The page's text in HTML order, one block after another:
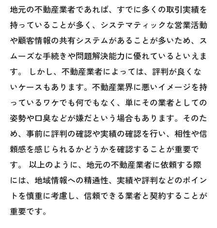
地元の不動産業者であれば、すでに多くの取引実績を
持っていることが多く、システマティックな営業活動
や顧客情報の共有システムがあることが多いため、ス
ムーズな手続きや問題解決能力に優れているといえま
す。 しかし、不動産業者によっては、評判が良くな
いケースもあります。不動産業界に悪いイメージを持
っているワケでも何でもなく、単にその業者としての
姿勢や口臭などが嫌だという場合もあります。そのた
め、事前に評判の確認や実績の確認を行い、相性や信
頼感を感じられるかどうかを確認することが重要で
す。 以上のように、地元の不動産業者に依頼する際
には、地域情報への精通性、実績や評判などのポイン
トを慎重に考慮し、信頼できる業者と契約することが
重要です。